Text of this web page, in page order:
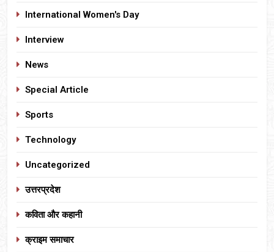
International Women's Day
Interview
News
Special Article
Sports
Technology
Uncategorized
उत्तरप्रदेश
कविता और कहानी
क्राइम समाचार